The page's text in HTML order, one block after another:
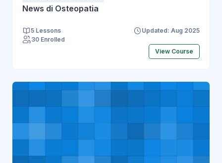
News di Osteopatia
5 Lessons
Updated: Aug 2025
30 Enrolled
View Course